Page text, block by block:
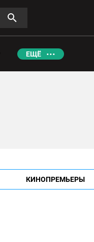
ЕЩЁ
КИНОПРЕМЬЕРЫ